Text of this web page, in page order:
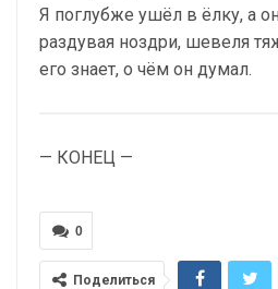
Я поглубже ушёл в ёлку, а
раздувая ноздри, шевеля
его знает, о чём он думал.
— КОНЕЦ —
0
Поделиться